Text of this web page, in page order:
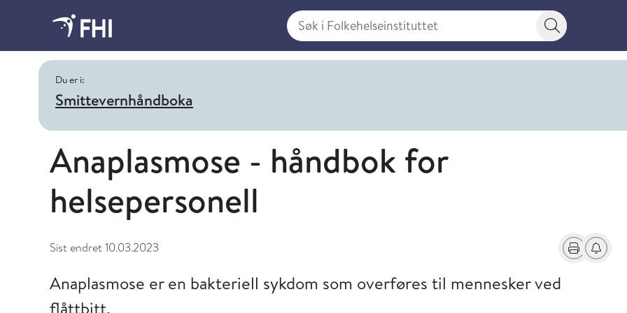
Søk i Folkehelseinstituttet
Søkeknapp
Du er i:
Smittevernhåndboka
Anaplasmose - håndbok for
helsepersonell
Sist endret10.03.2023 Skriv ut
Få
Anaplasmose er en bakteriell sykdom som overføres til mennesker ved
flåttbitt.